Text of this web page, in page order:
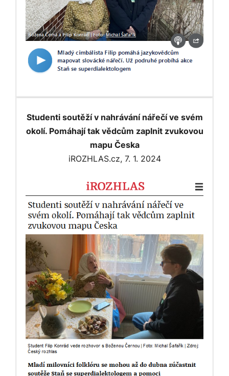
Studenti soutěží v nahrávání nářečí ve svém
okolí. Pomáhají tak vědcům zaplnit zvukovou
mapu Česka
iROZHLAS.cz, 7. 1. 2024